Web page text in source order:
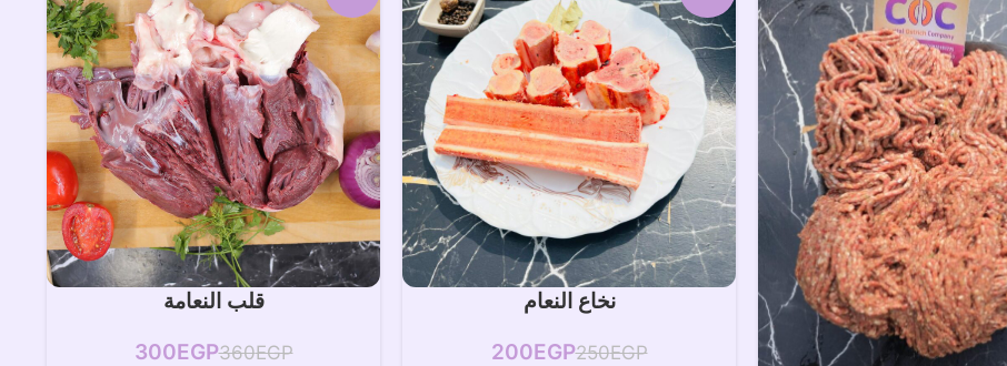
إضافة إلى السلة
نخاع النعام
250EGP
200EGP
إضافة إلى السلة
قلب النعامة
360EGP
300EGP